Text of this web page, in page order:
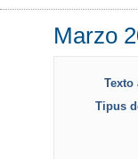
Marzo
Texto
Tipus